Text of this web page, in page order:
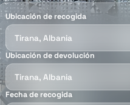
Ubicación de recogida
Ubicación de devolución
Fecha de recogida